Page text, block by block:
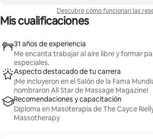
Descubre cómo funcionan las
Mis cualificaciones
31 años de experiencia
Me encanta trabajar al aire libre y formar
especiales.
Aspecto destacado de tu carrera
¡Me incluyeron en el Salón de la Fama
nombraron All Star de Massage Magazine!
Recomendaciones y capacitación
Diploma en Masoterapia de The Cayce
Massotherapy